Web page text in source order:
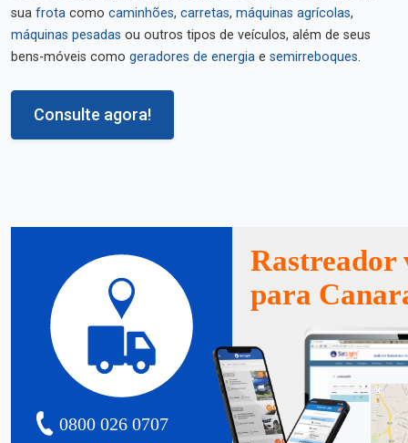
sua frota como caminhões, carretas, máquinas agrícolas,
máquinas pesadas ou outros tipos de veículos, além de seus
bens-móveis como geradores de energia e semirreboques.
Consulte agora!
0800 026 0707
Rastreador
para